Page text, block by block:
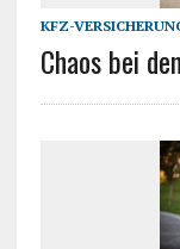
KFZ-
Chaos bei